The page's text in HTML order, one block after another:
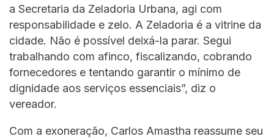
a Secretaria da Zeladoria Urbana, agi com
responsabilidade e zelo. A Zeladoria é a vitrine da
cidade. Não é possível deixá-la parar. Segui
trabalhando com afinco, fiscalizando, cobrando
fornecedores e tentando garantir o mínimo de
dignidade aos serviços essenciais”, diz o
vereador.
Com a exoneração, Carlos Amastha reassume seu